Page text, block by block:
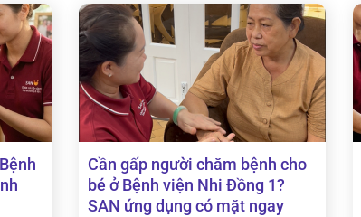
Cần gấp người chăm bệnh cho
bé ở Bệnh viện Nhi Đồng 1?
SAN ứng dụng có mặt ngay